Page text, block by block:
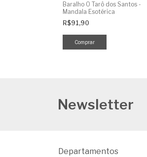
Baralho O Tarô dos Santos -
Mandala Esotérica
R$91,90
Newsletter
Departamentos